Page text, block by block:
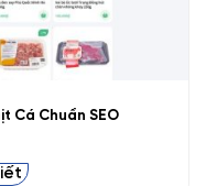
Cá Chuẩn SEO